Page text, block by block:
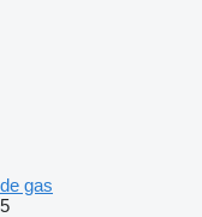
de gas
5